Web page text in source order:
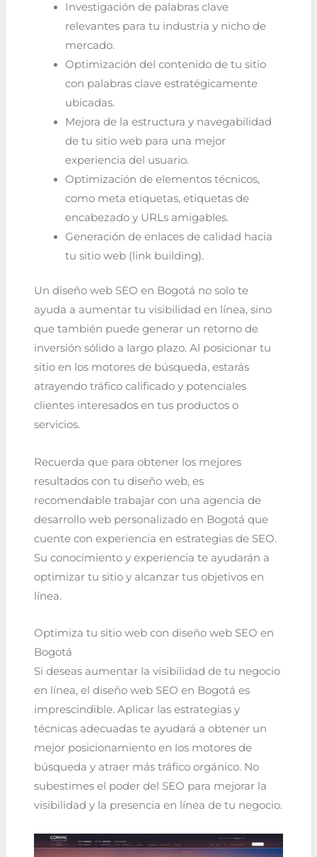
Investigación de palabras clave
relevantes para tu industria y nicho de
mercado.
Optimización del contenido de tu sitio
con palabras clave estratégicamente
ubicadas.
Mejora de la estructura y navegabilidad
de tu sitio web para una mejor
experiencia del usuario.
Optimización de elementos técnicos,
como meta etiquetas, etiquetas de
encabezado y URLs amigables.
Generación de enlaces de calidad hacia
tu sitio web (link building).
Un diseño web SEO en Bogotá no solo te
ayuda a aumentar tu visibilidad en línea, sino
que también puede generar un retorno de
inversión sólido a largo plazo. Al posicionar tu
sitio en los motores de búsqueda, estarás
atrayendo tráfico calificado y potenciales
clientes interesados en tus productos o
servicios.
Recuerda que para obtener los mejores
resultados con tu diseño web, es
recomendable trabajar con una agencia de
desarrollo web personalizado en Bogotá que
cuente con experiencia en estrategias de SEO.
Su conocimiento y experiencia te ayudarán a
optimizar tu sitio y alcanzar tus objetivos en
línea.
Optimiza tu sitio web con diseño web SEO en
Bogotá
Si deseas aumentar la visibilidad de tu negocio
en línea, el diseño web SEO en Bogotá es
imprescindible. Aplicar las estrategias y
técnicas adecuadas te ayudará a obtener un
mejor posicionamiento en los motores de
búsqueda y atraer más tráfico orgánico. No
subestimes el poder del SEO para mejorar la
visibilidad y la presencia en línea de tu negocio.